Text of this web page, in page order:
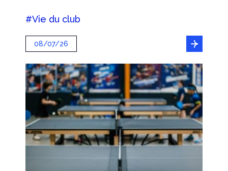
#Vie du club
08/07/26